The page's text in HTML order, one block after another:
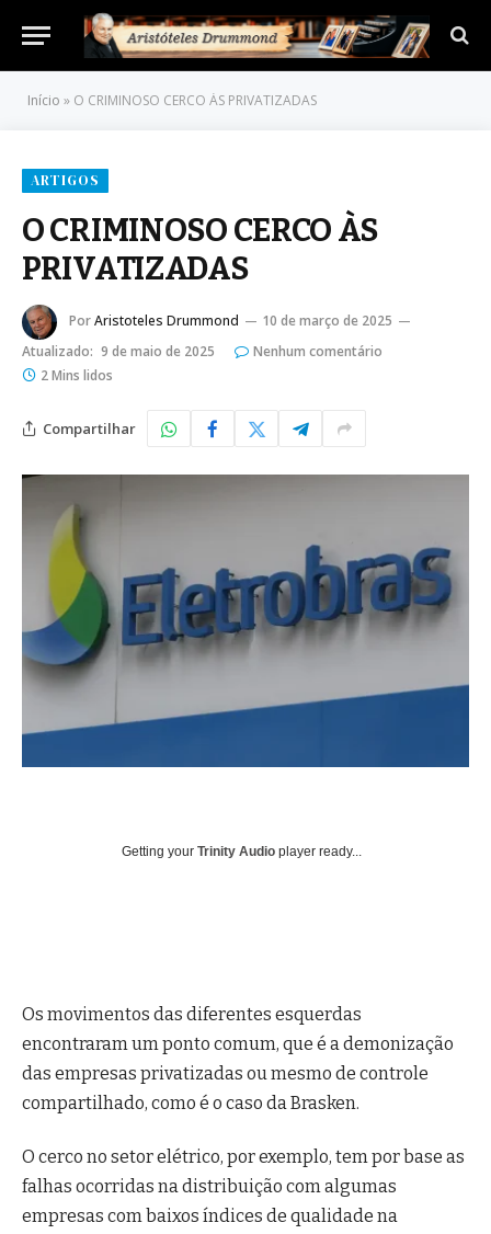
Início » O CRIMINOSO CERCO ÀS PRIVATIZADAS
ARTIGOS
O CRIMINOSO CERCO ÀS
PRIVATIZADAS
PorAristoteles Drummond
10 de março de 2025
Atualizado: 9 de maio de 2025
Nenhum comentário
2 Mins lidos
Compartilhar
Getting your Trinity Audio player ready...
Os movimentos das diferentes esquerdas
encontraram um ponto comum, que é a demonização
das empresas privatizadas ou mesmo de controle
compartilhado, como é o caso da Brasken.
O cerco no setor elétrico, por exemplo, tem por base as
falhas ocorridas na distribuição com algumas
empresas com baixos índices de qualidade na